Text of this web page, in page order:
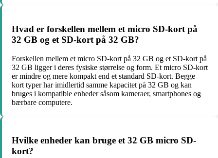
Hvad er forskellen mellem et micro SD-kort på
32 GB og et SD-kort på 32 GB?
Forskellen mellem et micro SD-kort på 32 GB og et SD-kort på
32 GB ligger i deres fysiske størrelse og form. Et micro SD-kort
er mindre og mere kompakt end et standard SD-kort. Begge
kort typer har imidlertid samme kapacitet på 32 GB og kan
bruges i kompatible enheder såsom kameraer, smartphones og
bærbare computere.
Hvilke enheder kan bruge et 32 GB micro SD-
kort?